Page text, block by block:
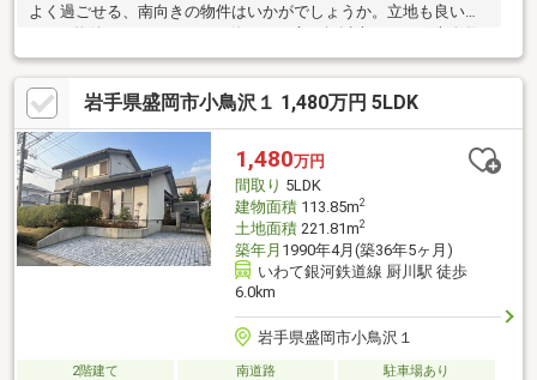
よく過ごせる、南向きの物件はいかがでしょうか。立地も良い
でバーベキューも楽しめます。住みやすい空間の条件の1つに前面
道路が6m以上あるところを入れてみては。カーポート付だから自
動車やオートバイを真冬の霜から守れます。設備や周辺環境が整
っている中古戸建てはいかがでしょうか。
岩手県盛岡市小鳥沢１ 1,480万円 5LDK
1,480万円
間取り 5LDK
建物面積113.85m2
土地面積221.81m2
築年月 1990年4月(築36年5ヶ月)
いわて銀河鉄道線 厨川駅 徒歩
6.0km
岩手県盛岡市小鳥沢１
2階建て 南道路
駐車場あり